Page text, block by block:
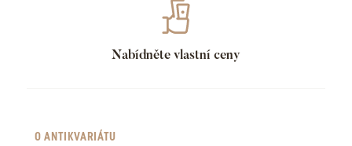
Nabídněte vlastní ceny
O ANTIKVARIÁTU